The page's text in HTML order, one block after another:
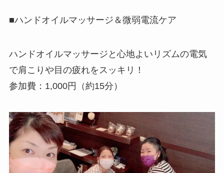
■ハンドオイルマッサージ＆微弱電流ケア
ハンドオイルマッサージと心地よいリズムの電気
で肩こりや目の疲れをスッキリ！
参加費：1,000円（約15分）